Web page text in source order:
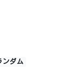
ンダム